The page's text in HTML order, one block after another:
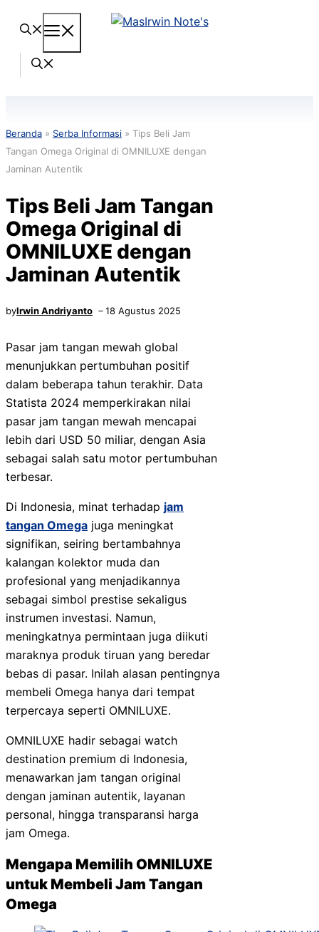
Langsung
Beranda » Serba Informasi » Tips Beli Jam
Tangan Omega Original di OMNILUXE dengan
Jaminan Autentik
Tips Beli Jam Tangan
Omega Original di
OMNILUXE dengan
Jaminan Autentik
byIrwin Andriyanto 18 Agustus 2025
Pasar jam tangan mewah global
menunjukkan pertumbuhan positif
dalam beberapa tahun terakhir. Data
Statista 2024 memperkirakan nilai
pasar jam tangan mewah mencapai
lebih dari USD 50 miliar, dengan Asia
sebagai salah satu motor pertumbuhan
terbesar.
Di Indonesia, minat terhadap jam
tangan Omega juga meningkat
signifikan, seiring bertambahnya
kalangan kolektor muda dan
profesional yang menjadikannya
sebagai simbol prestise sekaligus
instrumen investasi. Namun,
meningkatnya permintaan juga diikuti
maraknya produk tiruan yang beredar
bebas di pasar. Inilah alasan pentingnya
membeli Omega hanya dari tempat
terpercaya seperti OMNILUXE.
OMNILUXE hadir sebagai watch
destination premium di Indonesia,
menawarkan jam tangan original
dengan jaminan autentik, layanan
personal, hingga transparansi harga
jam Omega.
Mengapa Memilih OMNILUXE
untuk Membeli Jam Tangan
Omega